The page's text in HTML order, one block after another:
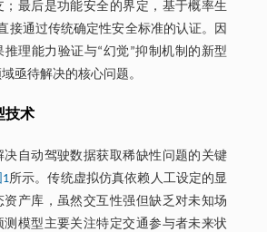
；最后是功能安全的界定，基于概率生
接通过传统确定性安全标准的认证。因
理能力验证与“幻觉”抑制机制的新型
亟待解决的核心问题。
技术
决自动驾驶数据获取稀缺性问题的关键
1所示。传统虚拟仿真依赖人工设定的显
资产库，虽然交互性强但缺乏对未知场
测模型主要关注特定交通参与者未来状